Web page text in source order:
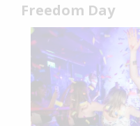
Freedom Day